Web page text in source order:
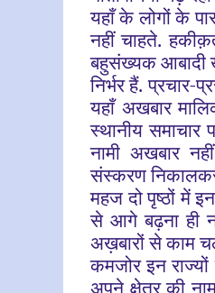
यहाँ के लोगों के
नहीं चाहते.
बहुसंख्यक आबादी
निर्भर हैं.
यहाँ अखबार
स्थानीय समाचार
नामी अखबार
संस्करण निकालकर
महज दो पृष्ठों में
से आगे बढ़ना ही
अख़बारों से काम
कमजोर इन
अपने क्षेत्र की